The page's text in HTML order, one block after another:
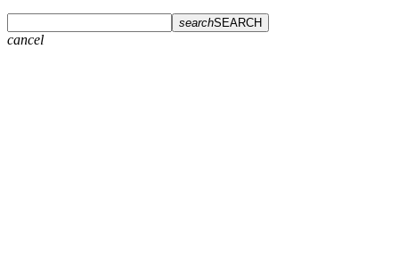
searchSEARCH
cancel